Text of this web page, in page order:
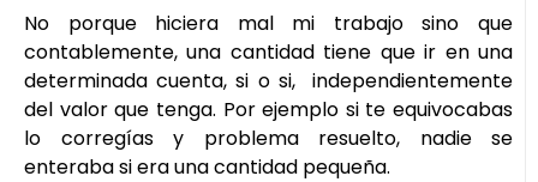
No porque hiciera mal mi trabajo sino que
contablemente, una cantidad tiene que ir en una
determinada cuenta, si o si, independientemente
del valor que tenga. Por ejemplo si te equivocabas
lo corregías y problema resuelto, nadie se
enteraba si era una cantidad pequeña.